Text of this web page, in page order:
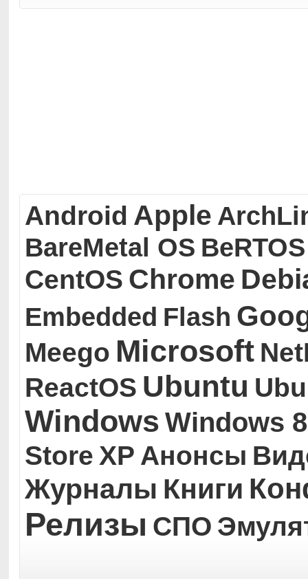
Android Apple
BareMetal OS BeRTOS
CentOS Chrome
Embedded Flash
Meego Microsoft
ReactOS Ubuntu
Windows Windows 8
Store XP Анонсы
Журналы Книги
Релизы СПО